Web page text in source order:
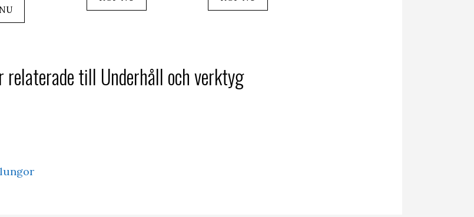
till Underhåll och verktyg